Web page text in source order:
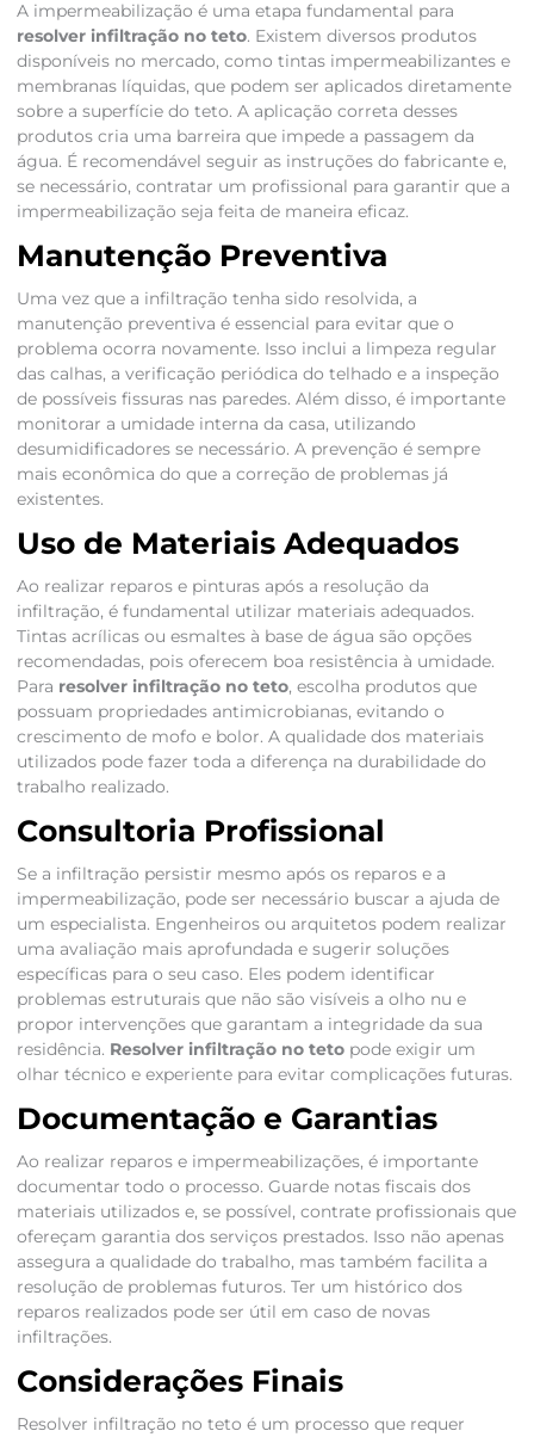
A impermeabilização é uma etapa fundamental para
resolver infiltração no teto. Existem diversos produtos
disponíveis no mercado, como tintas impermeabilizantes e
membranas líquidas, que podem ser aplicados diretamente
sobre a superfície do teto. A aplicação correta desses
produtos cria uma barreira que impede a passagem da
água. É recomendável seguir as instruções do fabricante e,
se necessário, contratar um profissional para garantir que a
impermeabilização seja feita de maneira eficaz.
Manutenção Preventiva
Uma vez que a infiltração tenha sido resolvida, a
manutenção preventiva é essencial para evitar que o
problema ocorra novamente. Isso inclui a limpeza regular
das calhas, a verificação periódica do telhado e a inspeção
de possíveis fissuras nas paredes. Além disso, é importante
monitorar a umidade interna da casa, utilizando
desumidificadores se necessário. A prevenção é sempre
mais econômica do que a correção de problemas já
existentes.
Uso de Materiais Adequados
Ao realizar reparos e pinturas após a resolução da
infiltração, é fundamental utilizar materiais adequados.
Tintas acrílicas ou esmaltes à base de água são opções
recomendadas, pois oferecem boa resistência à umidade.
Para resolver infiltração no teto, escolha produtos que
possuam propriedades antimicrobianas, evitando o
crescimento de mofo e bolor. A qualidade dos materiais
utilizados pode fazer toda a diferença na durabilidade do
trabalho realizado.
Consultoria Profissional
Se a infiltração persistir mesmo após os reparos e a
impermeabilização, pode ser necessário buscar a ajuda de
um especialista. Engenheiros ou arquitetos podem realizar
uma avaliação mais aprofundada e sugerir soluções
específicas para o seu caso. Eles podem identificar
problemas estruturais que não são visíveis a olho nu e
propor intervenções que garantam a integridade da sua
residência. Resolver infiltração no tetopode exigir um
olhar técnico e experiente para evitar complicações futuras.
Documentação e Garantias
Ao realizar reparos e impermeabilizações, é importante
documentar todo o processo. Guarde notas fiscais dos
materiais utilizados e, se possível, contrate profissionais que
ofereçam garantia dos serviços prestados. Isso não apenas
assegura a qualidade do trabalho, mas também facilita a
resolução de problemas futuros. Ter um histórico dos
reparos realizados pode ser útil em caso de novas
infiltrações.
Considerações Finais
Resolver infiltração no teto é um processo que requer